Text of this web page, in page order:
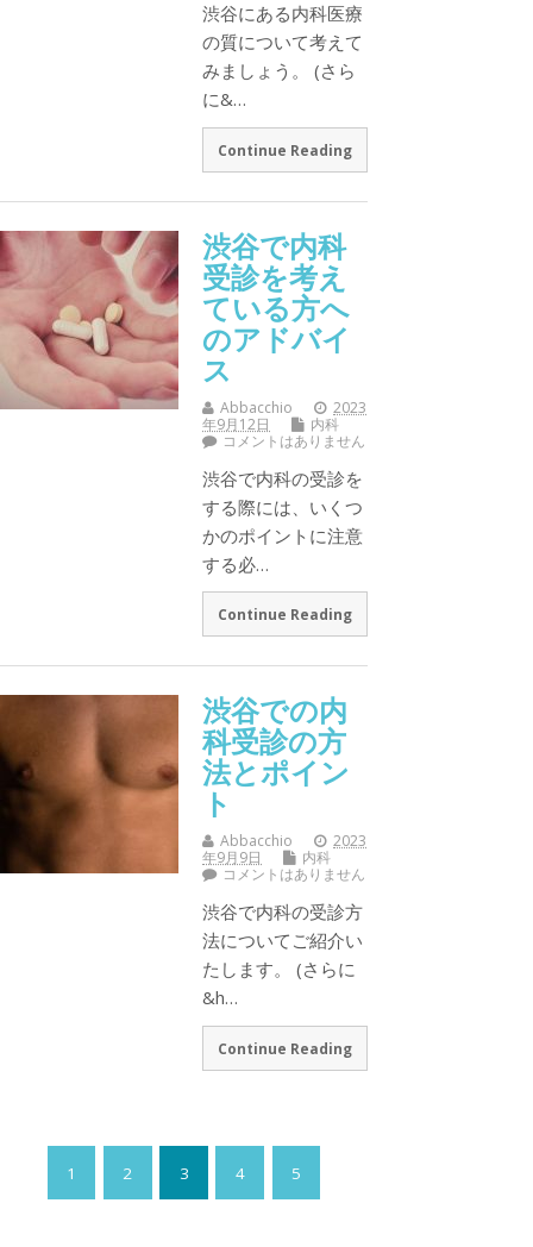
渋谷にある内科医療
の質について考えて
みましょう。 (さら
に&…
Continue Reading
渋谷で内科
受診を考え
ている方へ
のアドバイ
ス
Abbacchio
2023
年9月12日
内科
コメントはありません
渋谷で内科の受診を
する際には、いくつ
かのポイントに注意
する必…
Continue Reading
渋谷での内
科受診の方
法とポイン
ト
Abbacchio
2023
年9月9日
内科
コメントはありません
渋谷で内科の受診方
法についてご紹介い
たします。 (さらに
&h…
Continue Reading
1 2 3 4 5